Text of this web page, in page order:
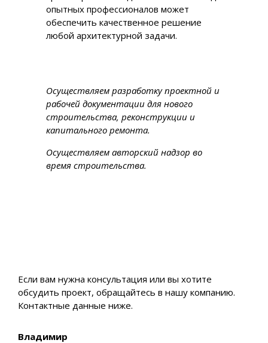
опытных профессионалов может
обеспечить качественное решение
любой архитектурной задачи.
Осуществляем разработку проектной и
рабочей документации для нового
строительства, реконструкции и
капитального ремонта.
Осуществляем авторский надзор во
время строительства.
Если вам нужна консультация или вы хотите
обсудить проект, обращайтесь в нашу компанию.
Контактные данные ниже.
Владимир